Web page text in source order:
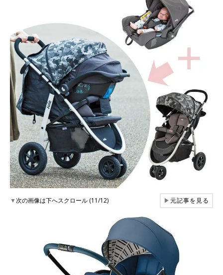
▼次の画像は下へスクロール (11/12) ▶元記事を見る